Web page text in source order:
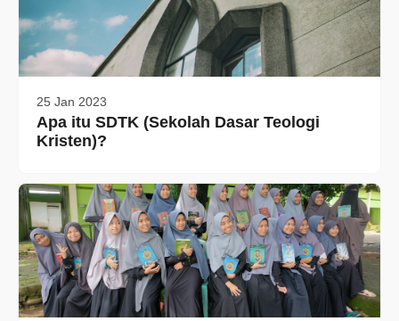
25 Jan 2023
Apa itu SDTK (Sekolah Dasar Teologi
Kristen)?